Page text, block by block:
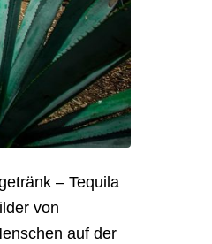
– Tequila
von
auf der